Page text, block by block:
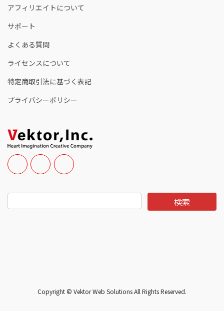
アフィリエイトについて
サポート
よくある質問
ライセンスについて
特定商取引法に基づく表記
プライバシーポリシー
Copyright © Vektor Web Solutions All Rights Reserved.